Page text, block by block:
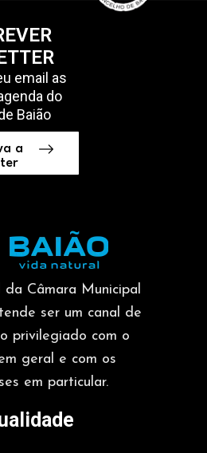
email as
do
Baião
a
Câmara Municipal
ser um canal de
privilegiado com o
geral e com os
em particular.